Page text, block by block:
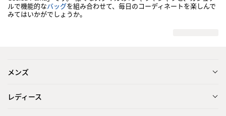
ルで機能的なバッグを組み合わせて、毎日のコーディネートを楽しんで
みてはいかがでしょうか。
メンズ
レディース